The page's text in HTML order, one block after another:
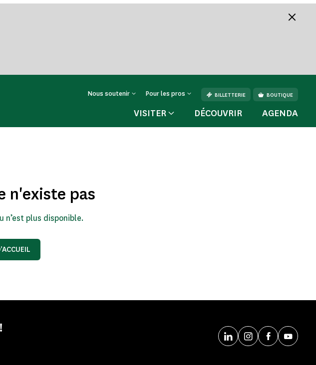
Nous soutenir Pour les pros BILLETTERIE BOUTIQUE
VISITER DÉCOUVRIR AGENDA
n'existe pas
n’est plus disponible.